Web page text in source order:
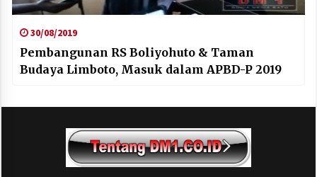
30/08/2019
Pembangunan RS Boliyohuto & Taman
Budaya Limboto, Masuk dalam APBD-P 2019